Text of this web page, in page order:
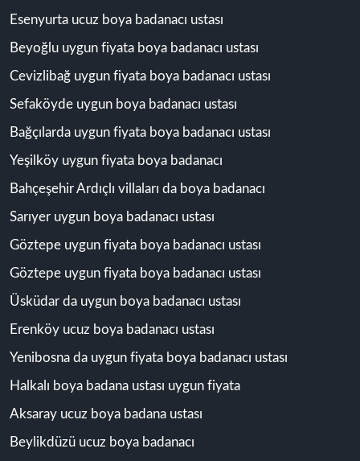
Esenyurta ucuz boya badanacı ustası
Beyoğlu uygun fiyata boya badanacı ustası
Cevizlibağ uygun fiyata boya badanacı ustası
Sefaköyde uygun boya badanacı ustası
Bağçılarda uygun fiyata boya badanacı ustası
Yeşilköy uygun fiyata boya badanacı
Bahçeşehir Ardıçlı villaları da boya badanacı
Sarıyer uygun boya badanacı ustası
Göztepe uygun fiyata boya badanacı ustası
Göztepe uygun fiyata boya badanacı ustası
Üsküdar da uygun boya badanacı ustası
Erenköy ucuz boya badanacı ustası
Yenibosna da uygun fiyata boya badanacı ustası
Halkalı boya badana ustası uygun fiyata
Aksaray ucuz boya badana ustası
Beylikdüzü ucuz boya badanacı